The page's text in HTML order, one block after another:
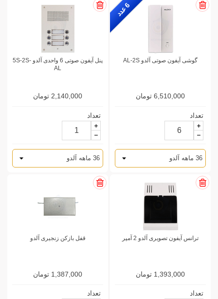
6
ع
د
د
گوشی آیفون صوتی آلدو AL-2S
6,510,000 تومان
تعداد
پنل آیفون صوتی 6 واحدی آلدو 5S-2S-
AL
2,140,000 تومان
تعداد
ترانس آیفون تصویری آلدو 2 آمپر
1,393,000 تومان
تعداد
قفل بازکن زنجیری آلدو
1,387,000 تومان
تعداد